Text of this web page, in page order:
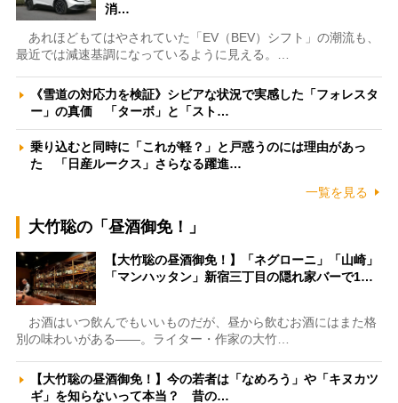
消…
あれほどもてはやされていた「EV（BEV）シフト」の潮流も、
最近では減速基調になっているように見える。…
《雪道の対応力を検証》シビアな状況で実感した「フォレスタ
ー」の真価 「ターボ」と「スト…
乗り込むと同時に「これが軽？」と戸惑うのには理由があっ
た 「日産ルークス」さらなる躍進…
一覧を見る
大竹聡の「昼酒御免！」
【大竹聡の昼酒御免！】「ネグローニ」「山崎」
「マンハッタン」新宿三丁目の隠れ家バーで1…
お酒はいつ飲んでもいいものだが、昼から飲むお酒にはまた格
別の味わいがある――。ライター・作家の大竹…
【大竹聡の昼酒御免！】今の若者は「なめろう」や「キヌカツ
ギ」を知らないって本当？ 昔の…